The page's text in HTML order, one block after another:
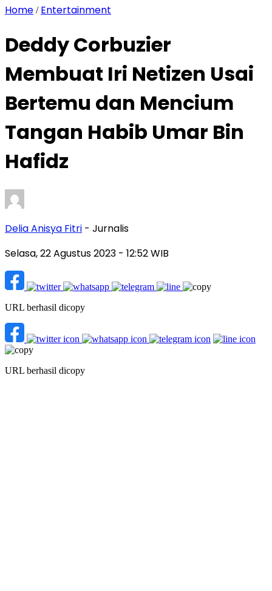
Home / Entertainment
Deddy Corbuzier
Membuat Iri Netizen Usai
Bertemu dan Mencium
Tangan Habib Umar Bin
Hafidz
Delia Anisya Fitri - Jurnalis
Selasa, 22 Agustus 2023 - 12:52 WIB
URL berhasil dicopy
URL berhasil dicopy